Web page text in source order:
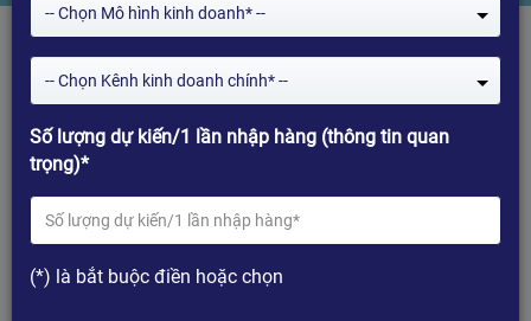
-- Chọn Mô hình kinh doanh* --
-- Chọn Kênh kinh doanh chính* --
Số lượng dự kiến/1 lần nhập hàng (thông tin quan
trọng)*
(*) là bắt buộc điền hoặc chọn